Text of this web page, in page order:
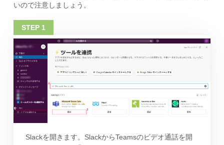
いので注意しましょう。
Slackを開きます。SlackからTeamsのビデオ通話を開